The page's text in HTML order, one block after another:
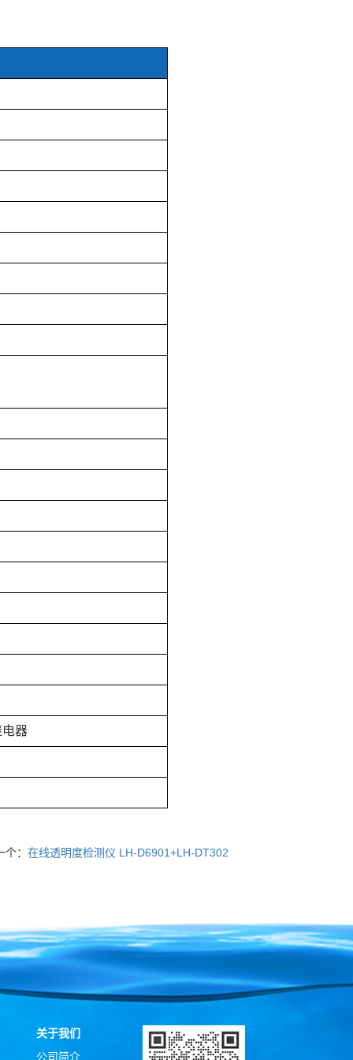
器
个： 在线透明度检测仪 LH-D6901+LH-DT302
关于我们
公司简介